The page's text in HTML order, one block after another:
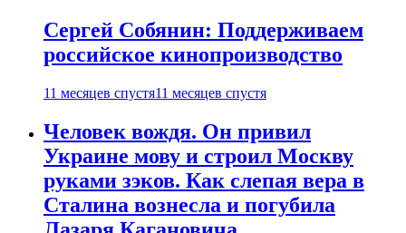
Сергей Собянин: Поддерживаем
российское кинопроизводство
11 месяцев спустя11 месяцев спустя
Человек вождя. Он привил
Украине мову и строил Москву
руками зэков. Как слепая вера в
Сталина вознесла и погубила